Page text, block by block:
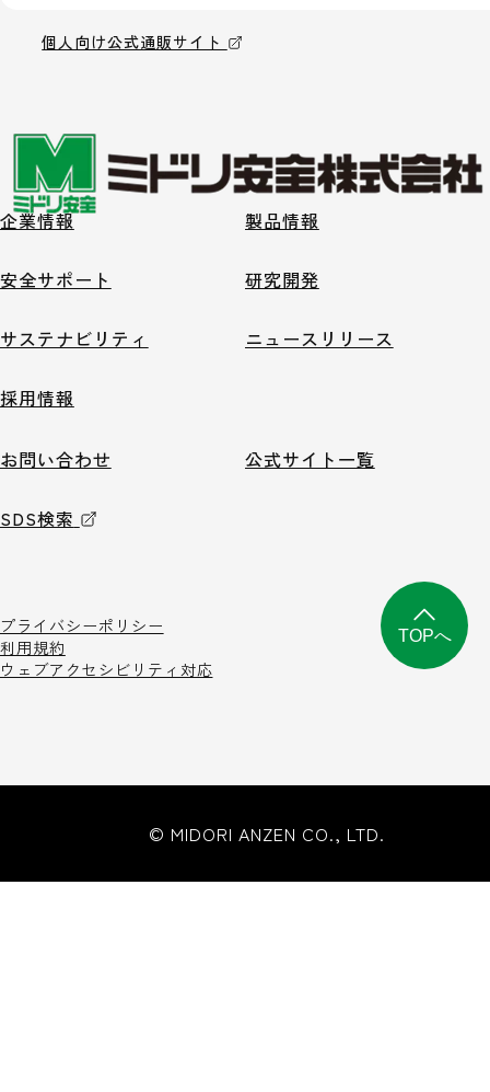
個人向け公式通販サイト
企業情報 製品情報
安全サポート 研究開発
サステナビリティ ニュースリリース
採用情報
お問い合わせ 公式サイト一覧
SDS検索
プライバシーポリシー
利用規約
ウェブアクセシビリティ対応
© MIDORI ANZEN CO., LTD.
TOPへ